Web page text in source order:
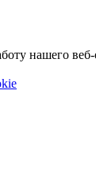
нашего веб-